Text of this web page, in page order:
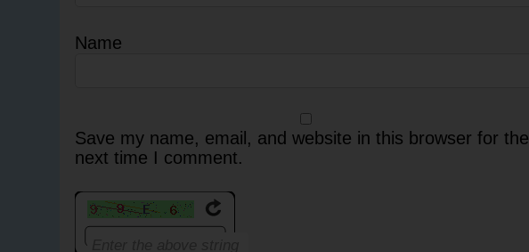
Name
Save my name, email, and website in this browser for the
next time I comment.